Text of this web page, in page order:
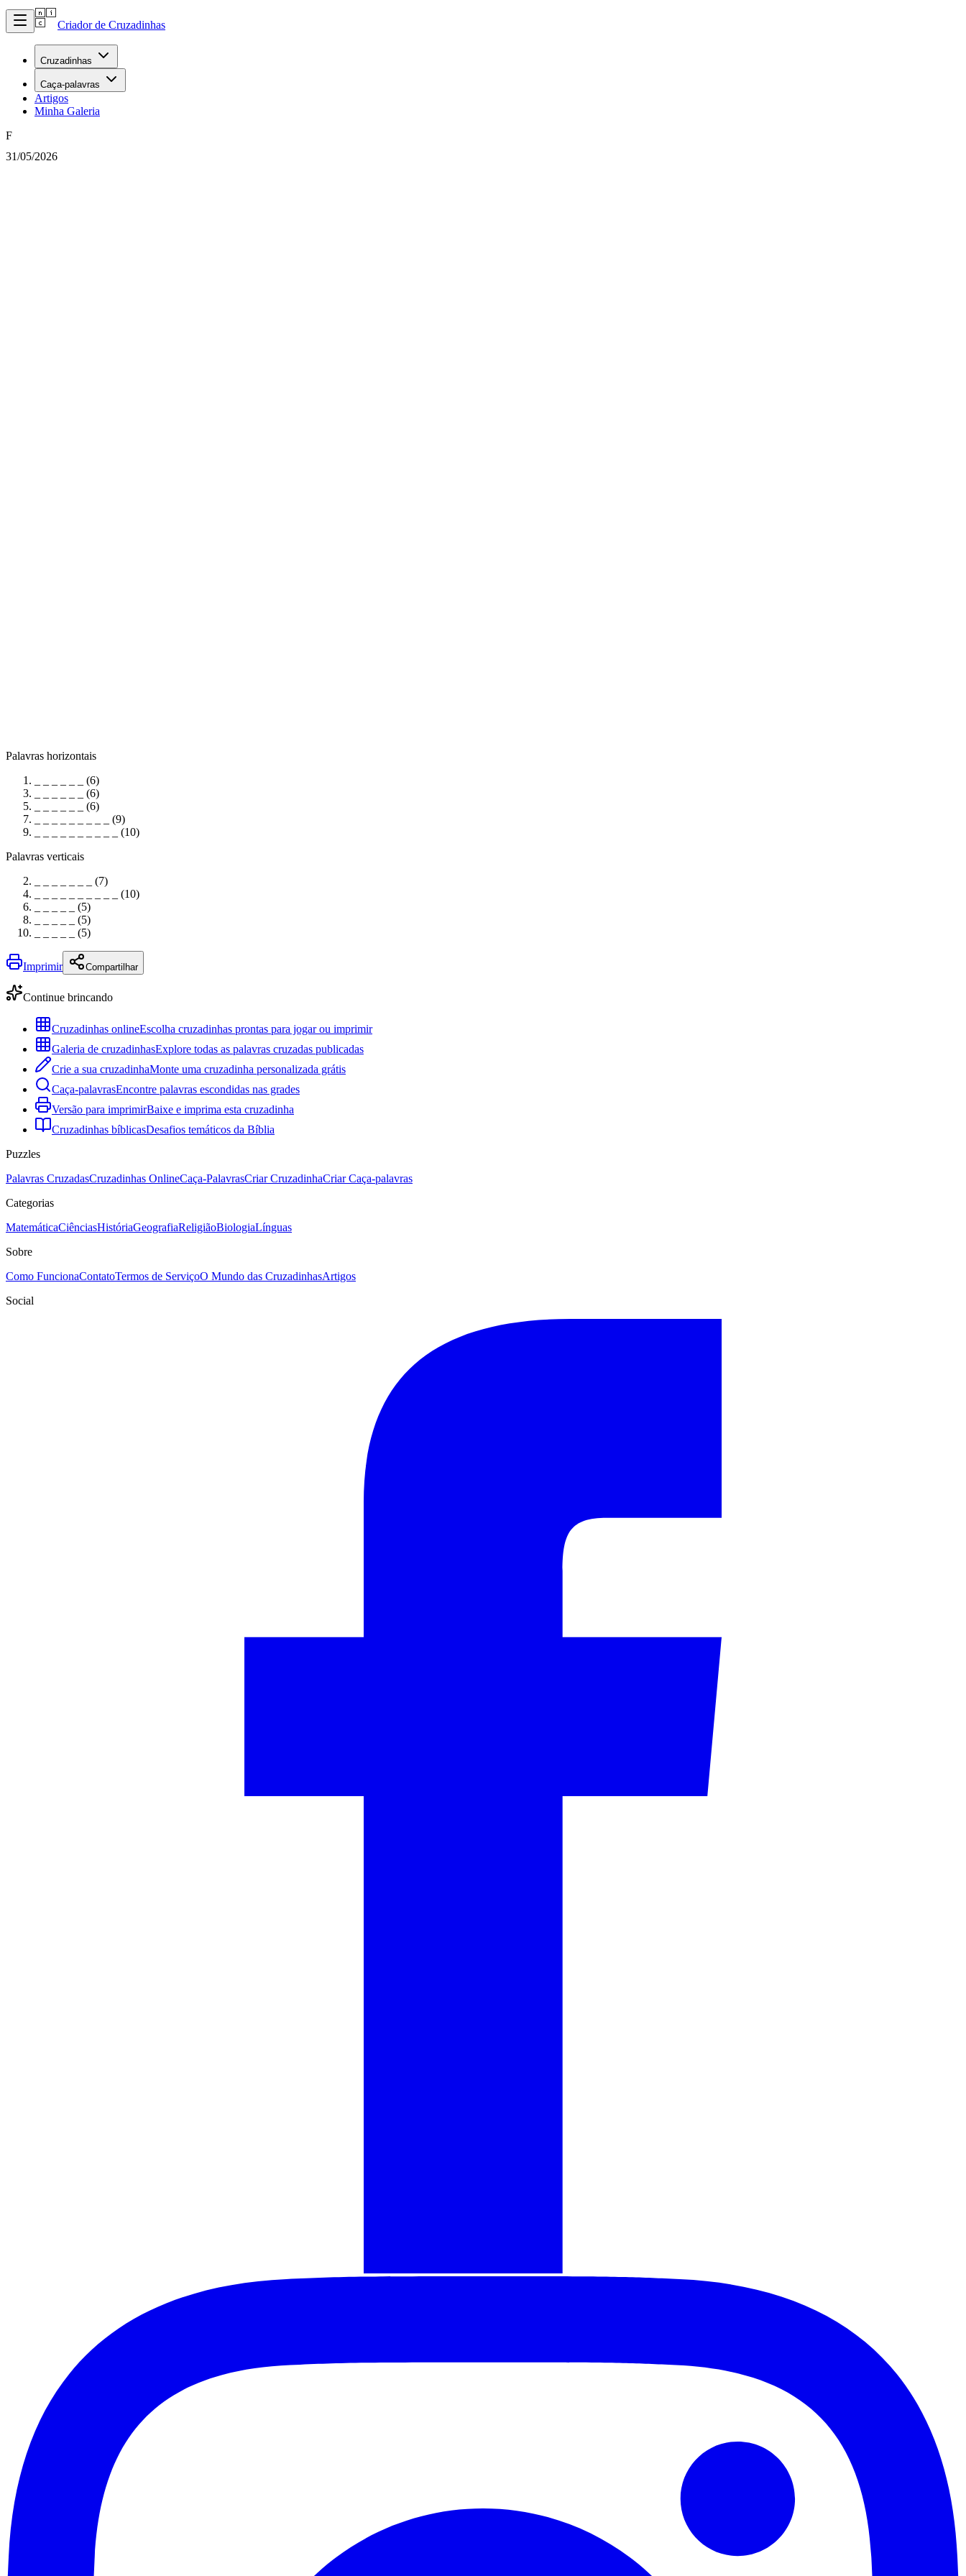
Criador de Cruzadinhas
Cruzadinhas
Caça-palavras
Artigos
Minha Galeria
F
31/05/2026
Palavras horizontais
_ _ _ _ _ _ (6)
_ _ _ _ _ _ (6)
_ _ _ _ _ _ (6)
_ _ _ _ _ _ _ _ _ (9)
_ _ _ _ _ _ _ _ _ _ (10)
Palavras verticais
_ _ _ _ _ _ _ (7)
_ _ _ _ _ _ _ _ _ _ (10)
_ _ _ _ _ (5)
_ _ _ _ _ (5)
_ _ _ _ _ (5)
Imprimir Compartilhar
Continue brincando
Cruzadinhas onlineEscolha cruzadinhas prontas para jogar ou imprimir
Galeria de cruzadinhasExplore todas as palavras cruzadas publicadas
Crie a sua cruzadinhaMonte uma cruzadinha personalizada grátis
Caça-palavrasEncontre palavras escondidas nas grades
Versão para imprimirBaixe e imprima esta cruzadinha
Cruzadinhas bíblicasDesafios temáticos da Bíblia
Puzzles
Palavras CruzadasCruzadinhas OnlineCaça-PalavrasCriar CruzadinhaCriar Caça-palavras
Categorias
MatemáticaCiênciasHistóriaGeografiaReligiãoBiologiaLínguas
Sobre
Como FuncionaContatoTermos de ServiçoO Mundo das CruzadinhasArtigos
Social